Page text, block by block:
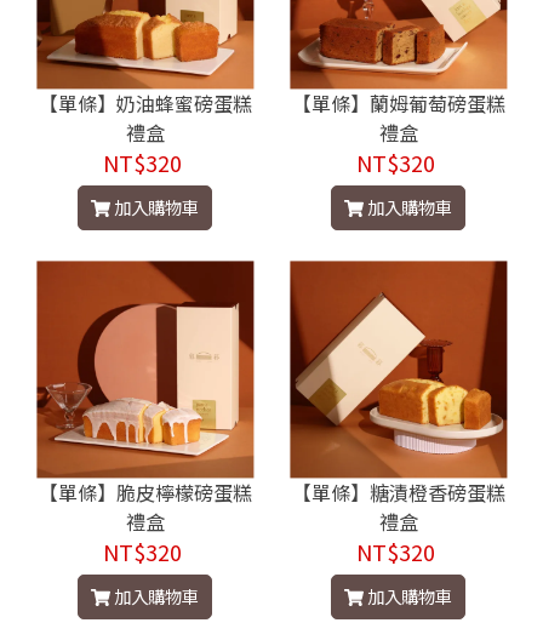
【單條】奶油蜂蜜磅蛋糕
禮盒
NT$320
加入購物車
【單條】蘭姆葡萄磅蛋糕
禮盒
NT$320
加入購物車
【單條】脆皮檸檬磅蛋糕
禮盒
NT$320
加入購物車
【單條】糖漬橙香磅蛋糕
禮盒
NT$320
加入購物車